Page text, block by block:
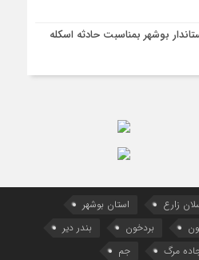
بوشهر بمناسبت حادثه اسکله
زارع
استان بوشهر
بردخون
بندر دیر
مرگ
جم